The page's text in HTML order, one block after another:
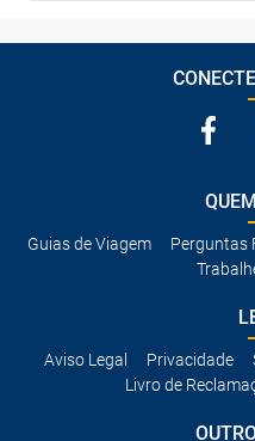
Guias de Viagem Perguntas
Aviso Legal Privacidade
Livro de